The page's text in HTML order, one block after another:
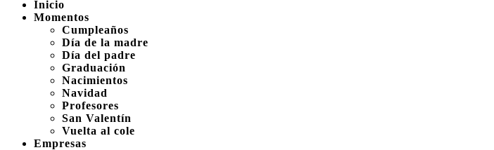
Inicio
Momentos
Cumpleaños
Día de la madre
Día del padre
Graduación
Nacimientos
Navidad
Profesores
San Valentín
Vuelta al cole
Empresas